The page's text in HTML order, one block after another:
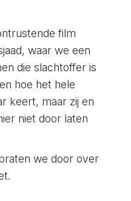
film
waar we een
die slachtoffer is
hoe het hele
keert, maar zij en
niet door laten
we door over